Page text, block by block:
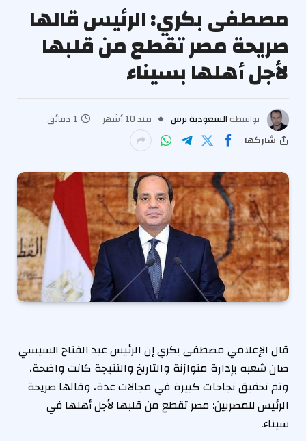
مصطفى بكري: الرئيس قالها
صريحة مصر تقطع من قلبها
لأجل أهلها بسيناء
بواسطة السعودية برس منذ 10 أشهر
1 دقائق
شاركها
قال الإعلامي مصطفى بكري إن الرئيس عبد الفتاح السيسي
صان شعبه بإدارة متوازنة والتاريخ والنتيجة كانت واضحة،
وتم تحقيق نجاحات كبيرة في مجالات عدة، وقالها صريحة
الرئيس للمصريين: مصر تقطع من قلبها لأجل أهلها في
سيناء.